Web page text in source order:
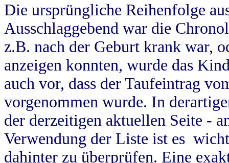
Die ursprüngliche Reihenfolge
Ausschlaggebend war die
z.B. nach der Geburt krank war,
anzeigen konnten, wurde das
auch vor, dass der Taufeintrag
vorgenommen wurde. In
der derzeitigen aktuellen Seite -
Verwendung der Liste ist es
dahinter zu überprüfen. Eine